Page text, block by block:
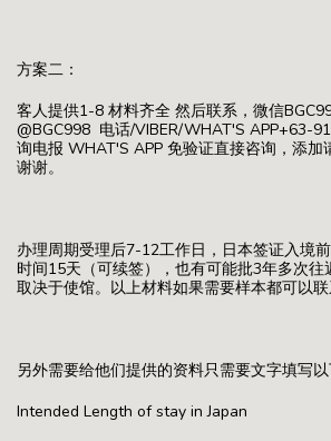
方案二：
客人提供1-8 材料齐全 然后联系，微信
@BGC998 电话/VIBER/WHAT'S APP+63-
询电报 WHAT'S APP 免验证直接咨询，添加
谢谢。
办理周期受理后7-12工作日，日本签证入境
时间15天（可续签），也有可能批3年多次往
取决于使馆。以上材料如果需要样本都可以
另外需要给他们提供的资料只需要文字填写以
Intended Length of stay in Japan